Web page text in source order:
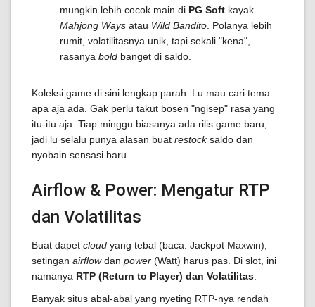
mungkin lebih cocok main di PG Soft kayak
Mahjong Ways atau Wild Bandito . Polanya lebih
rumit, volatilitasnya unik, tapi sekali "kena",
rasanya bold banget di saldo.
Koleksi game di sini lengkap parah. Lu mau cari tema
apa aja ada. Gak perlu takut bosen "ngisep" rasa yang
itu-itu aja. Tiap minggu biasanya ada rilis game baru,
jadi lu selalu punya alasan buat restocksaldo dan
nyobain sensasi baru.
Airflow & Power: Mengatur RTP
dan Volatilitas
Buat dapet cloud yang tebal (baca: Jackpot Maxwin),
setingan airflowdan power (Watt) harus pas. Di slot, ini
namanya RTP (Return to Player) dan Volatilitas
Banyak situs abal-abal yang nyeting RTP-nya rendah